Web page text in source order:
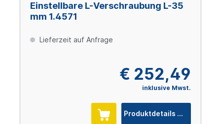
Einstellbare L-Verschraubung L-35
mm 1.4571
Lieferzeit auf Anfrage
€ 252,49
inklusive Mwst.
Produktdetails